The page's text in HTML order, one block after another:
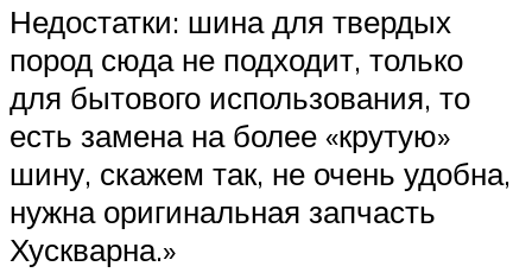
Недостатки: шина для твердых
пород сюда не подходит, только
для бытового использования, то
есть замена на более «крутую»
шину, скажем так, не очень удобна,
нужна оригинальная запчасть
Хускварна.»